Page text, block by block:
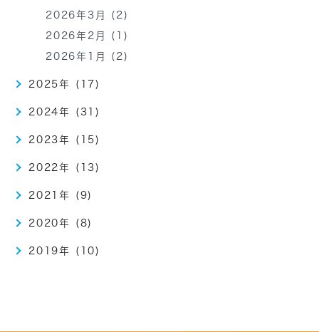
2026年3月 (2)
2026年2月 (1)
2026年1月 (2)
2025年 (17)
2024年 (31)
2023年 (15)
2022年 (13)
2021年 (9)
2020年 (8)
2019年 (10)